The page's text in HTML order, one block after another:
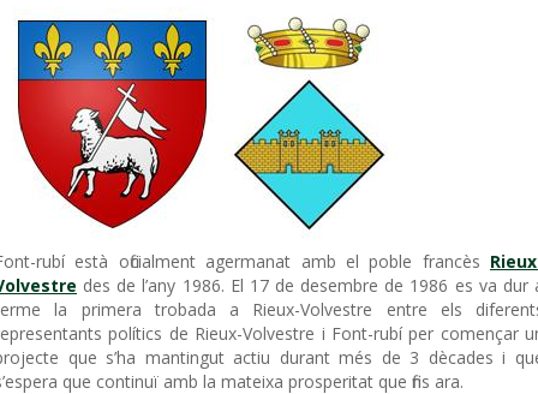
rubí està oficialment agermanat amb el poble francès
des de l’any 1986. El 17 de desembre de 1986 es va dur
la primera trobada a Rieux-Volvestre entre els
polítics de Rieux-Volvestre i Font-rubí per començar
que s’ha mantingut actiu durant més de 3 dècades i
que continuï amb la mateixa prosperitat que fins ara.